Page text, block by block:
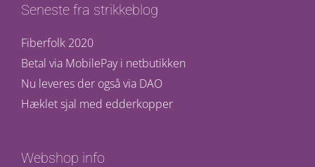
Seneste fra strikkeblog
Fiberfolk 2020
Betal via MobilePay i netbutikken
Nu leveres der også via DAO
Hæklet sjal med edderkopper
Webshop info